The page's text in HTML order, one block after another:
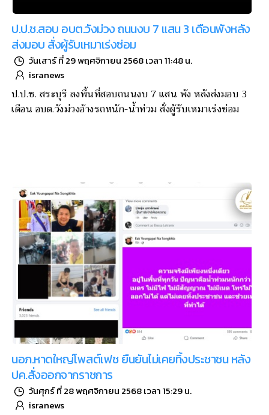
ป.ป.ช.สอบ อบต.วังม่วง ถนนงบ 7 แสน 3 เดือนพังหลัง
ส่งมอบ สั่งผู้รับเหมาเร่งซ่อม
วันเสาร์ ที่ 29 พฤศจิกายน 2568 เวลา 11:48 น.
isranews
ป.ป.ช. สระบุรี ลงพื้นที่สอบถนนงบ 7 แสน พัง หลังส่งมอบ 3
เดือน อบต.วังม่วงอ้างรถหนัก-น้ำท่วม สั่งผู้รับเหมาเร่งซ่อม
นอภ.หาดใหญ่โพสต์เฟซ ยืนยันไม่เคยทิ้งประชาชน หลัง
ปค.สั่งออกจากราชการ
วันศุกร์ ที่ 28 พฤศจิกายน 2568 เวลา 15:29 น.
isranews